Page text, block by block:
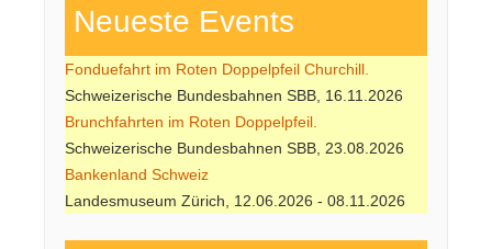
Neueste Events
Fonduefahrt im Roten Doppelpfeil Churchill.
Schweizerische Bundesbahnen SBB, 16.11.2026
Brunchfahrten im Roten Doppelpfeil.
Schweizerische Bundesbahnen SBB, 23.08.2026
Bankenland Schweiz
Landesmuseum Zürich, 12.06.2026 - 08.11.2026